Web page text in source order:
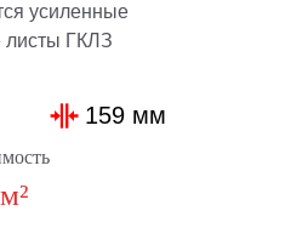
усиленные
листы ГКЛЗ
159 мм